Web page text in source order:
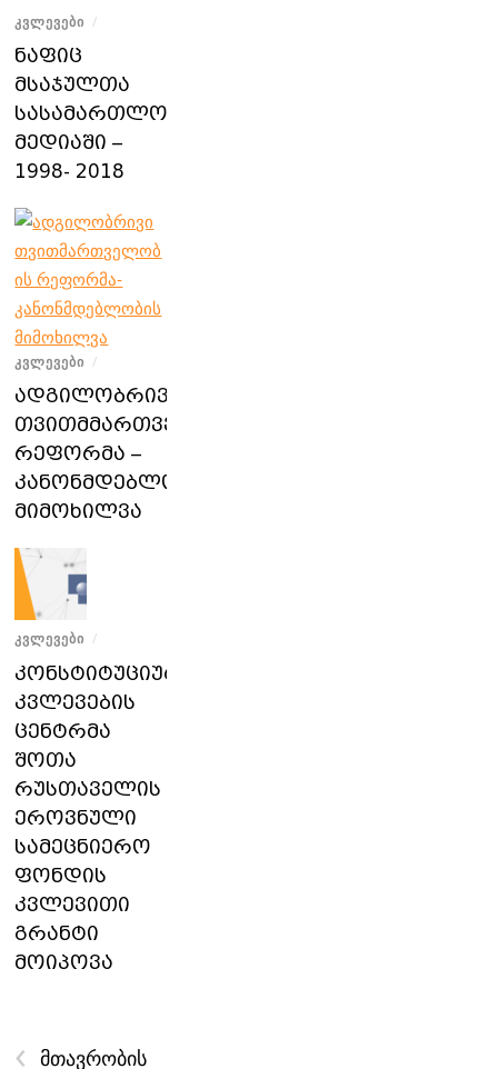
ᲙᲕᲚᲔᲕᲔᲑᲘ /
ნაფიც
მსაჯულთა
სასამართლო
მედიაში –
1998- 2018
ᲙᲕᲚᲔᲕᲔᲑᲘ /
ადგილობრივი
თვითმმართველობის
რეფორმა –
კანონმდებლობის
მიმოხილვა
ᲙᲕᲚᲔᲕᲔᲑᲘ /
კონსტიტუციური
კვლევების
ცენტრმა
შოთა
რუსთაველის
ეროვნული
სამეცნიერო
ფონდის
კვლევითი
გრანტი
მოიპოვა
‹ მთავრობის